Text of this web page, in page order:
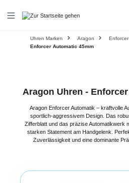
Uhren Marken Aragon
Enforcer Automatic 45mm
Aragon Uhren -
Aragon Enforcer Automatik – kraftvolle
sportlich-aggressivem Design. Das
Zifferblatt und das präzise Automatikwerk
starken Statement am Handgelenk.
Zuverlässigkeit und eine dominante